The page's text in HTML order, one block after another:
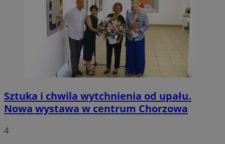
Sztuka i chwila wytchnienia od upału.
Nowa wystawa w centrum Chorzowa
4